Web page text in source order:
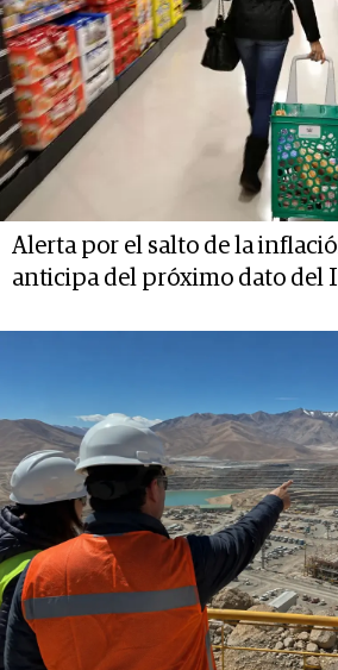
Alerta por el salto de la
anticipa del próximo dato del